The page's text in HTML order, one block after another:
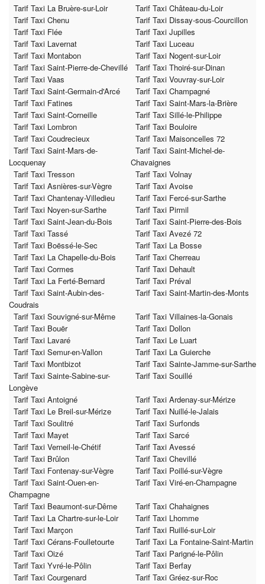
Tarif Taxi La Bruère-sur-Loir
Tarif Taxi Château-du-Loir
Tarif Taxi Chenu
Tarif Taxi Dissay-sous-Courcillon
Tarif Taxi Flée
Tarif Taxi Jupilles
Tarif Taxi Lavernat
Tarif Taxi Luceau
Tarif Taxi Montabon
Tarif Taxi Nogent-sur-Loir
Tarif Taxi Saint-Pierre-de-Chevillé
Tarif Taxi Thoiré-sur-Dinan
Tarif Taxi Vaas
Tarif Taxi Vouvray-sur-Loir
Tarif Taxi Saint-Germain-d'Arcé
Tarif Taxi Champagné
Tarif Taxi Fatines
Tarif Taxi Saint-Mars-la-Brière
Tarif Taxi Saint-Corneille
Tarif Taxi Sillé-le-Philippe
Tarif Taxi Lombron
Tarif Taxi Bouloire
Tarif Taxi Coudrecieux
Tarif Taxi Maisoncelles 72
Tarif Taxi Saint-Mars-de-
Locquenay
Tarif Taxi Saint-Michel-de-
Chavaignes
Tarif Taxi Tresson
Tarif Taxi Volnay
Tarif Taxi Asnières-sur-Vègre
Tarif Taxi Avoise
Tarif Taxi Chantenay-Villedieu
Tarif Taxi Fercé-sur-Sarthe
Tarif Taxi Noyen-sur-Sarthe
Tarif Taxi Pirmil
Tarif Taxi Saint-Jean-du-Bois
Tarif Taxi Saint-Pierre-des-Bois
Tarif Taxi Tassé
Tarif Taxi Avezé 72
Tarif Taxi Boëssé-le-Sec
Tarif Taxi La Bosse
Tarif Taxi La Chapelle-du-Bois
Tarif Taxi Cherreau
Tarif Taxi Cormes
Tarif Taxi Dehault
Tarif Taxi La Ferté-Bernard
Tarif Taxi Préval
Tarif Taxi Saint-Aubin-des-
Coudrais
Tarif Taxi Saint-Martin-des-Monts
Tarif Taxi Souvigné-sur-Même
Tarif Taxi Villaines-la-Gonais
Tarif Taxi Bouër
Tarif Taxi Dollon
Tarif Taxi Lavaré
Tarif Taxi Le Luart
Tarif Taxi Semur-en-Vallon
Tarif Taxi La Guierche
Tarif Taxi Montbizot
Tarif Taxi Sainte-Jamme-sur-Sarthe
Tarif Taxi Sainte-Sabine-sur-
Longève
Tarif Taxi Souillé
Tarif Taxi Antoigné
Tarif Taxi Ardenay-sur-Mérize
Tarif Taxi Le Breil-sur-Mérize
Tarif Taxi Nuillé-le-Jalais
Tarif Taxi Soulitré
Tarif Taxi Surfonds
Tarif Taxi Mayet
Tarif Taxi Sarcé
Tarif Taxi Verneil-le-Chétif
Tarif Taxi Avessé
Tarif Taxi Brûlon
Tarif Taxi Chevillé
Tarif Taxi Fontenay-sur-Vègre
Tarif Taxi Poillé-sur-Vègre
Tarif Taxi Saint-Ouen-en-
Champagne
Tarif Taxi Viré-en-Champagne
Tarif Taxi Beaumont-sur-Dême
Tarif Taxi Chahaignes
Tarif Taxi La Chartre-sur-le-Loir
Tarif Taxi Lhomme
Tarif Taxi Marçon
Tarif Taxi Ruillé-sur-Loir
Tarif Taxi Cérans-Foulletourte
Tarif Taxi La Fontaine-Saint-Martin
Tarif Taxi Oizé
Tarif Taxi Parigné-le-Pôlin
Tarif Taxi Yvré-le-Pôlin
Tarif Taxi Berfay
Tarif Taxi Courgenard
Tarif Taxi Gréez-sur-Roc